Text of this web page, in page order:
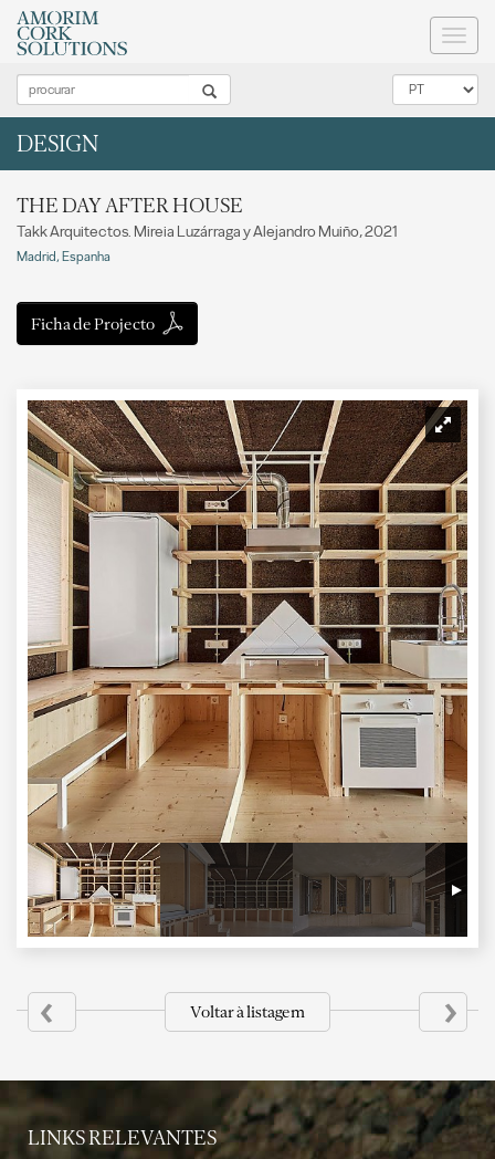
DESIGN
THE DAY AFTER HOUSE
Takk Arquitectos. Mireia Luzárraga y Alejandro Muiño, 2021
Madrid, Espanha
Ficha de Projecto
‹ Voltar à listagem ›
LINKS RELEVANTES